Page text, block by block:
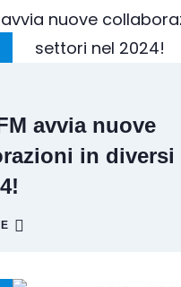
avvia nuove
in diversi